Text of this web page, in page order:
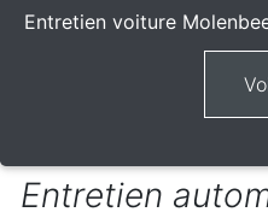
Entretien voiture
Entretien